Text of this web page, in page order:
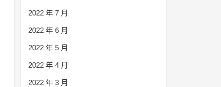
2022 年 7 月
2022 年 6 月
2022 年 5 月
2022 年 4 月
2022 年 3 月